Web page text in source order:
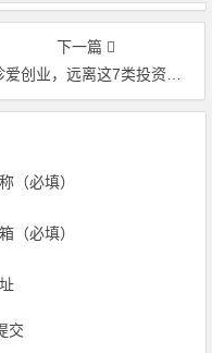
下一篇
爱创业，远离这7类投资人！
（必填）
（必填）
交